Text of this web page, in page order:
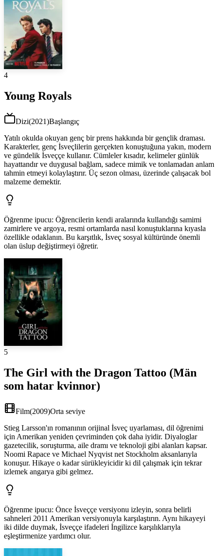
4
Young Royals
Dizi(2021)Başlangıç
Yatılı okulda okuyan genç bir prens hakkında bir gençlik draması.
Karakterler, genç İsveçlilerin gerçekten konuştuğuna yakın, modern
ve gündelik İsveççe kullanır. Cümleler kısadır, kelimeler günlük
hayattandır ve duygusal bağlam, sadece mimik ve tonlamadan anlam
tahmin etmeyi kolaylaştırır. Üç sezon olması, üzerinde çalışacak bol
malzeme demektir.
Öğrenme ipucu: Öğrencilerin kendi aralarında kullandığı samimi
zamirlere ve argoya, resmi ortamlarda nasıl konuştuklarına kıyasla
özellikle odaklanın. Bu karşıtlık, İsveç sosyal kültüründe önemli
olan üslup değiştirmeyi öğretir.
5
The Girl with the Dragon Tattoo (Män
som hatar kvinnor)
Film(2009)Orta seviye
Stieg Larsson'ın romanının orijinal İsveç uyarlaması, dil öğrenimi
için Amerikan yeniden çevriminden çok daha iyidir. Diyaloglar
gazetecilik, soruşturma, aile dramı ve teknoloji gibi alanları kapsar.
Noomi Rapace ve Michael Nyqvist net Stockholm aksanlarıyla
konuşur. Hikaye o kadar sürükleyicidir ki dil çalışmak için tekrar
izlemek angarya gibi gelmez.
Öğrenme ipucu: Önce İsveççe versiyonu izleyin, sonra belirli
sahneleri 2011 Amerikan versiyonuyla karşılaştırın. Aynı hikayeyi
iki dilde duymak, İsveççe ifadeleri İngilizce karşılıklarıyla
eşleştirmenize yardımcı olur.